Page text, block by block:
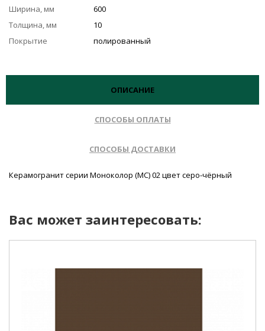
Ширина, мм
600
Толщина, мм
10
Покрытие
полированный
ОПИСАНИЕ
СПОСОБЫ ОПЛАТЫ
СПОСОБЫ ДОСТАВКИ
Керамогранит серии Моноколор (MC) 02 цвет серо-чёрный
Вас может заинтересовать: